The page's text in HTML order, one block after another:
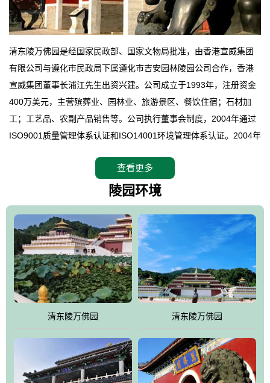
清东陵万佛园是经国家民政部、国家文物局批准，由香港宣威集团
有限公司与遵化市民政局下属遵化市吉安园林陵园公司合作，香港
宣威集团董事长浦江先生出资兴建。公司成立于1993年，注册资金
400万美元，主营殡葬业、园林业、旅游景区、餐饮住宿；石材加
工；工艺品、农副产品销售等。公司执行董事会制度，2004年通过
ISO9001质量管理体系认证和ISO14001环境管理体系认证。2004年
拥有4A级旅游区头衔的花园式陵园，园内建有四星级酒店一座。
万佛园位于遵化市境内，座落在世界文化遗产清东陵地形墙内，地
形绝佳，地理位置优越，交通便利。公司以“建设全国顶级人生后花
园、打造佛教精品旅游圣地”为目标，以海外归侨、国内外知名人士
的墓地安葬、祭祀吊亡并结合旅游参观构成其主要使用功能；以苍
郁绚丽、优雅宜人的园林景观构成其外部形象。通过墓园建设与造
园手法相结合的默契操作，建成一处特色鲜明、服务周全、环境优
美、民族风格突出，与周边文物古迹交相呼应的极具吸引力的花园
式园林。
万佛园工程一期占地448亩，目前完成投资近12亿元人民币，园区采
用全仿古式建筑，寻求与世界文化遗产地清东陵的和谐统一，在园
区建设中寻求陵园建设与景区建设的有机融合，充分发挥独一无二
的地形优势，打造现代艺术园林，建设旅游景观、寺庙、酒店等综
查看更多
陵园环境
清东陵万佛园 清东陵万佛园